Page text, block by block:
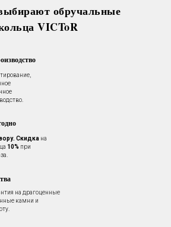
Скидка на
10% при
на драгоценные
камни и
обручальные
VICToR